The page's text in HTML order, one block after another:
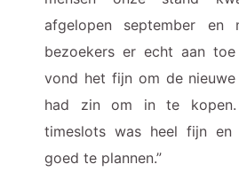
afgelopen september en
bezoekers er echt aan toe
vond het fijn om de
had zin om in te
timeslots was heel fijn en
goed te plannen.”